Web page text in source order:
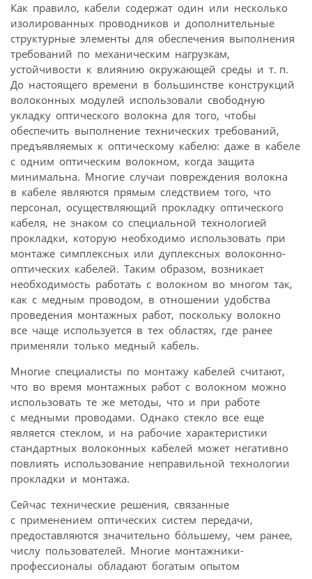
Как правило, кабели содержат один или несколько
изолированных проводников и дополнительные
структурные элементы для обеспечения выполнения
требований по механическим нагрузкам,
устойчивости к влиянию окружающей среды и т. п.
До настоящего времени в большинстве конструкций
волоконных модулей использовали свободную
укладку оптического волокна для того, чтобы
обеспечить выполнение технических требований,
предъявляемых к оптическому кабелю: даже в кабеле
с одним оптическим волокном, когда защита
минимальна. Многие случаи повреждения волокна
в кабеле являются прямым следствием того, что
персонал, осуществляющий прокладку оптического
кабеля, не знаком со специальной технологией
прокладки, которую необходимо использовать при
монтаже симплексных или дуплексных волоконно-
оптических кабелей. Таким образом, возникает
необходимость работать с волокном во многом так,
как с медным проводом, в отношении удобства
проведения монтажных работ, поскольку волокно
все чаще используется в тех областях, где ранее
применяли только медный кабель.
Многие специалисты по монтажу кабелей считают,
что во время монтажных работ с волокном можно
использовать те же методы, что и при работе
с медными проводами. Однако стекло все еще
является стеклом, и на рабочие характеристики
стандартных волоконных кабелей может негативно
повлиять использование неправильной технологии
прокладки и монтажа.
Сейчас технические решения, связанные
с применением оптических систем передачи,
предоставляются значительно бóльшему, чем ранее,
числу пользователей. Многие монтажники-
профессионалы обладают богатым опытом